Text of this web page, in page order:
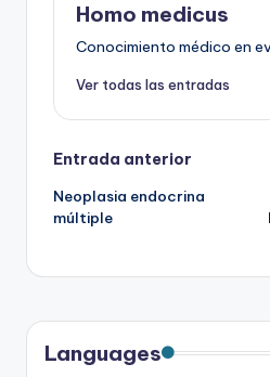
Homo medicus
Conocimiento médico en
Ver todas las entradas
Navegación
de
Entrada anterior
Neoplasia endocrina
múltiple
Languages